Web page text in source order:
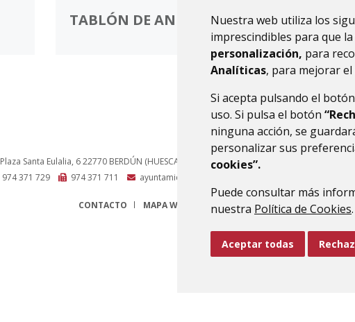
Nuestra web utiliza los
imprescindibles para que
personalización, para
Analíticas, para mejorar
Si acepta pulsando el botón
uso. Si pulsa el botón
ninguna acción, se
personalizar sus
cookies”.
Puede consultar más
nuestra Política de Cookies.
Aceptar todas
TABLÓN DE ANUNCIOS
Plaza Santa Eulalia, 622770 BERDÚN (HUESCA) - ARAGÓN(ESPAÑA)
974 371 729
974 371 711 ayuntamiento@canaldeberdun.es
CONTACTO MAPA WEB AVISO LEGAL PROTECCIÓN DE